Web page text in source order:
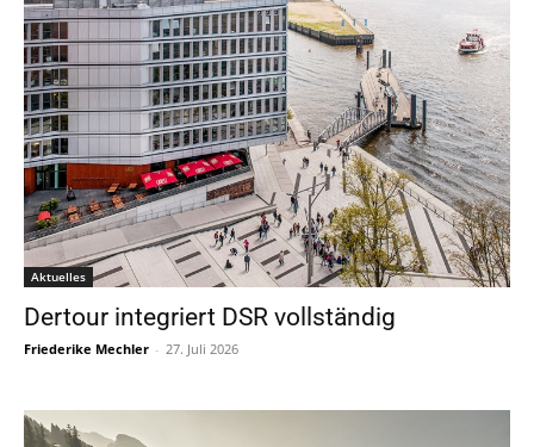
Aktuelles
Dertour integriert DSR vollständig
Friederike Mechler - 27. Juli 2026